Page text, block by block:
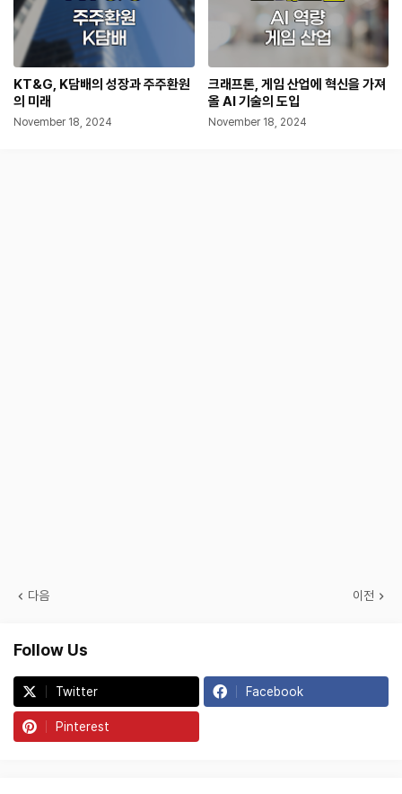
KT&G, K담배의 성장과 주주환원
의 미래
November 18, 2024
크래프톤, 게임 산업에 혁신을 가져
올 AI 기술의 도입
November 18, 2024
다음 이전
Follow Us
Twitter Facebook
Pinterest